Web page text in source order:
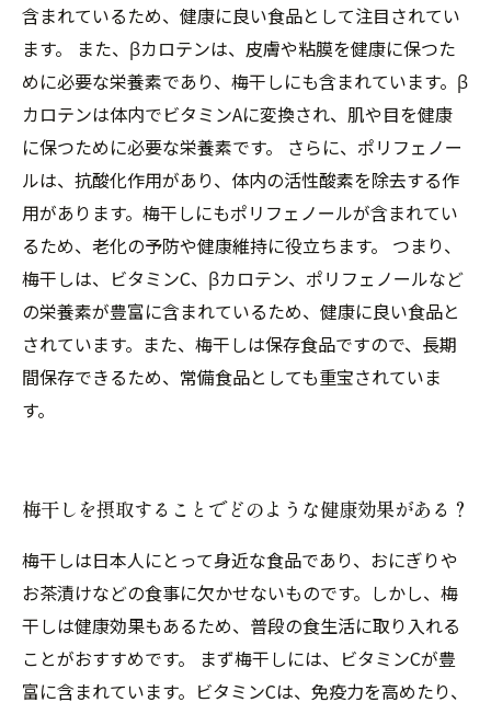
含まれているため、健康に良い食品として注目されてい
ます。 また、βカロテンは、皮膚や粘膜を健康に保つた
めに必要な栄養素であり、梅干しにも含まれています。β
カロテンは体内でビタミンAに変換され、肌や目を健康
に保つために必要な栄養素です。 さらに、ポリフェノー
ルは、抗酸化作用があり、体内の活性酸素を除去する作
用があります。梅干しにもポリフェノールが含まれてい
るため、老化の予防や健康維持に役立ちます。 つまり、
梅干しは、ビタミンC、βカロテン、ポリフェノールなど
の栄養素が豊富に含まれているため、健康に良い食品と
されています。また、梅干しは保存食品ですので、長期
間保存できるため、常備食品としても重宝されていま
す。
梅干しを摂取することでどのような健康効果がある？
梅干しは日本人にとって身近な食品であり、おにぎりや
お茶漬けなどの食事に欠かせないものです。しかし、梅
干しは健康効果もあるため、普段の食生活に取り入れる
ことがおすすめです。 まず梅干しには、ビタミンCが豊
富に含まれています。ビタミンCは、免疫力を高めたり、